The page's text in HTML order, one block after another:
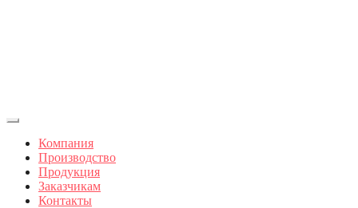
Компания
Производство
Продукция
Заказчикам
Контакты